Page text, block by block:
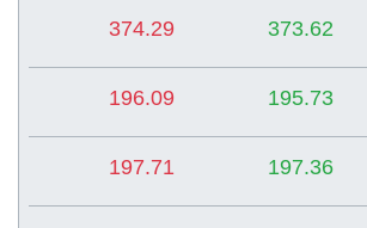
373.62
374.29
195.73
196.09
197.36
197.71